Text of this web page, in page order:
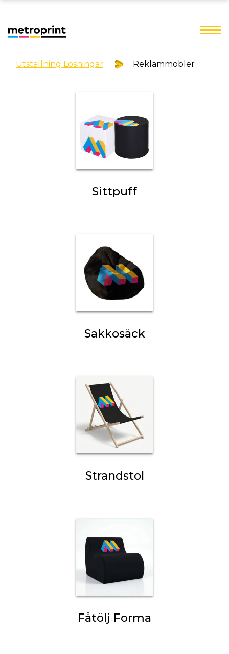
Utställning Lösningar Reklammöbler
Sittpuff
Sakkosäck
Strandstol
Fåtölj Forma